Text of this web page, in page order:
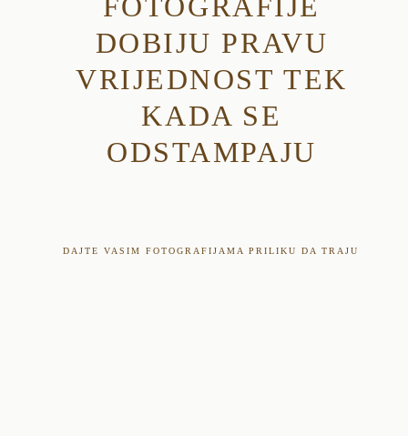
FOTOGRAFIJE
DOBIJU PRAVU
VRIJEDNOST TEK
KADA SE
ODSTAMPAJU
DAJTE VASIM FOTOGRAFIJAMA PRILIKU DA TRAJU